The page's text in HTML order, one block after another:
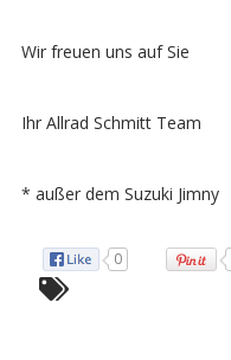
Wir freuen uns auf Sie
Ihr Allrad Schmitt Team
* außer dem Suzuki Jimny
0